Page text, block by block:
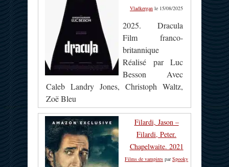
Vladkergan le 15/08/2025
2025. Dracula
Film franco-
britannique
Réalisé par Luc
Besson Avec
Caleb Landry Jones, Christoph Waltz,
Zoë Bleu
Filardi, Jason –
Filardi, Peter.
Chapelwaite. 2021
Films de vampires parSpooky